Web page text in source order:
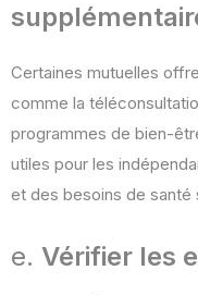
Certaines mutuelles
comme la
programmes de bien-
utiles pour les
et des besoins de santé
e. Vérifier les